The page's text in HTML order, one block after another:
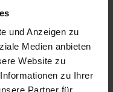
und Anzeigen zu
Medien anbieten
Website zu
zu Ihrer
Partner für
wichtiger und
als Freiraum an
saisonunabhängig
Sonnen- und
kleine Urlaubsoase
Terrassen und Gärten